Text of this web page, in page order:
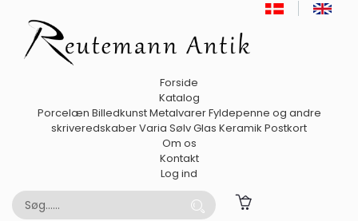
Forside
Katalog
Porcelæn BilledkunstMetalvarerFyldepenne og andre
skriveredskaberVaria SølvGlas Keramik Postkort
Om os
Kontakt
Log ind